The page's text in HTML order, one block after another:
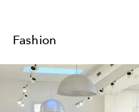
Fashion